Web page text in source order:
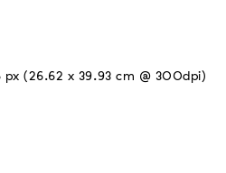
(26.62 x 39.93 cm @ 300dpi)